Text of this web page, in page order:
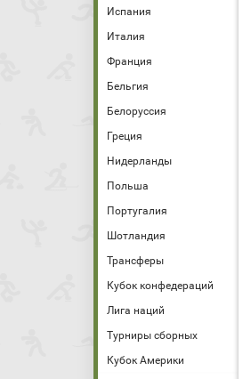
Испания
Италия
Франция
Бельгия
Белоруссия
Греция
Нидерланды
Польша
Португалия
Шотландия
Трансферы
Кубок конфедераций
Лига наций
Турниры сборных
Кубок Америки